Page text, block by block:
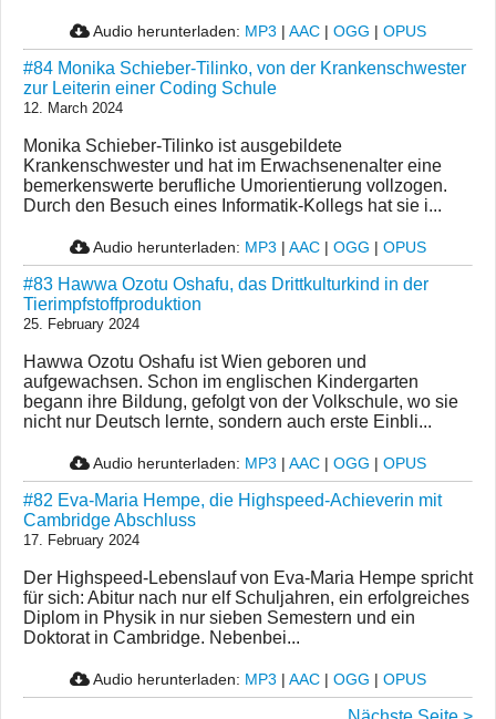
Audio herunterladen: MP3 | AAC | OGG | OPUS
#84 Monika Schieber-Tilinko, von der Krankenschwester
zur Leiterin einer Coding Schule
12. March 2024
Monika Schieber-Tilinko ist ausgebildete
Krankenschwester und hat im Erwachsenenalter eine
bemerkenswerte berufliche Umorientierung vollzogen.
Durch den Besuch eines Informatik-Kollegs hat sie i...
Audio herunterladen: MP3 | AAC | OGG | OPUS
#83 Hawwa Ozotu Oshafu, das Drittkulturkind in der
Tierimpfstoffproduktion
25. February 2024
Hawwa Ozotu Oshafu ist Wien geboren und
aufgewachsen. Schon im englischen Kindergarten
begann ihre Bildung, gefolgt von der Volkschule, wo sie
nicht nur Deutsch lernte, sondern auch erste Einbli...
Audio herunterladen: MP3 | AAC | OGG | OPUS
#82 Eva-Maria Hempe, die Highspeed-Achieverin mit
Cambridge Abschluss
17. February 2024
Der Highspeed-Lebenslauf von Eva-Maria Hempe spricht
für sich: Abitur nach nur elf Schuljahren, ein erfolgreiches
Diplom in Physik in nur sieben Semestern und ein
Doktorat in Cambridge. Nebenbei...
Audio herunterladen: MP3 | AAC | OGG | OPUS